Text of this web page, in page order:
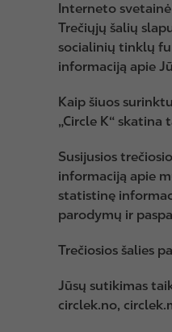
Interneto
Trečiųjų šalių
socialinių tinklų
informaciją apie
Kaip šiuos
„Circle K“
Susijusios
informaciją apie
statistinę
parodymų ir
Trečiosios šalies
Jūsų sutikimas
circlek.no,